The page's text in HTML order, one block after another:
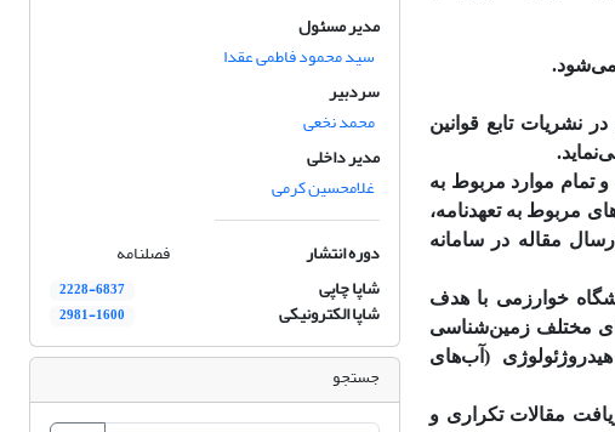
می‌شود.
نشریات تابع قوانین
تمام موارد مربوط به
مربوط به تعهدنامه،
مقاله در سامانه
خوارزمی با هدف
مختلف زمین‌شناسی
(آب‌های
مقالات تکراری و
مدیر مسئول
سید محمود فاطمی عقدا
سردبیر
محمد نخعی
مدیر داخلی
غلامحسین کرمی
دوره انتشار
فصلنامه
شاپا چاپی
2228-6837
شاپا الکترونیکی 2981-1600
جستجو